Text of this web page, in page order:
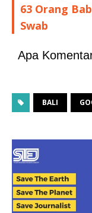
63 Orang
Swab
Apa
BALI